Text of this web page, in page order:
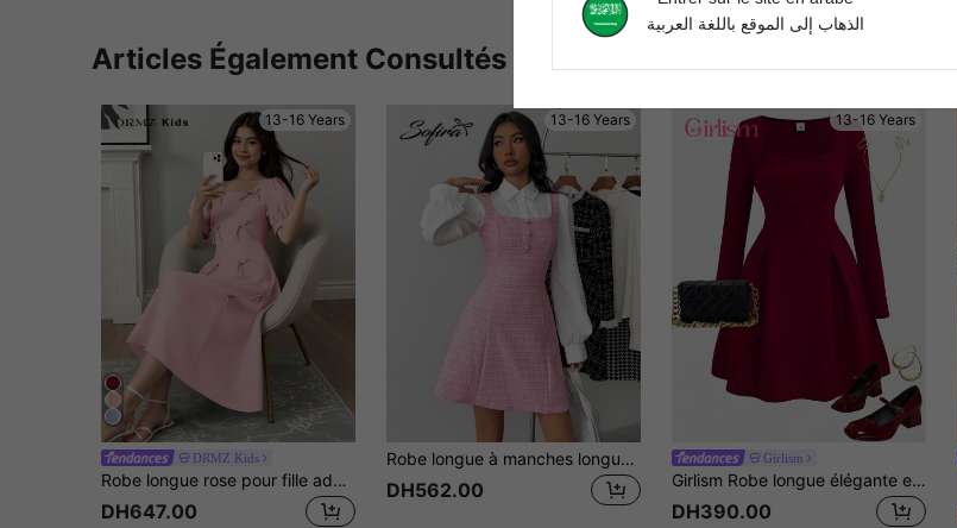
Articles Également Consultés
13-16 Years
DRMZ Kids
Robe longue rose pour fille adolescente, printemps/été, élégante et minimaliste, style quotidien chic, col carré, manches bouffantes, nœud, coupe trapèze, tenue assortie maman et moi pour enfants
DH647.00
13-16 Years
Robe longue à manches longues élégante en patchwork à carreaux 2-en-1 pour adolescentes, convenant à des tenues élégantes, la rentrée scolaire, les anniversaires, les soirées, les représentations, les mariages, les baptêmes, les cérémonies d'ouverture, l'école, les voyages, Halloween, les bals de promo, les concerts
DH562.00
13-16 Years
Girlism
Girlism Robe longue élégante et décontractée avec encolure carrée et taille cintrée, convient pour les adolescentes, l'automne/l'hiver, les fêtes et les sorties
DH390.00
الذهاب إلى الموقع باللغة العربية